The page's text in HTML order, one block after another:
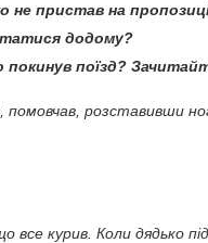
не пристав на
додому?
поїзд?
помовчав, розставивши
курив. Коли дядько